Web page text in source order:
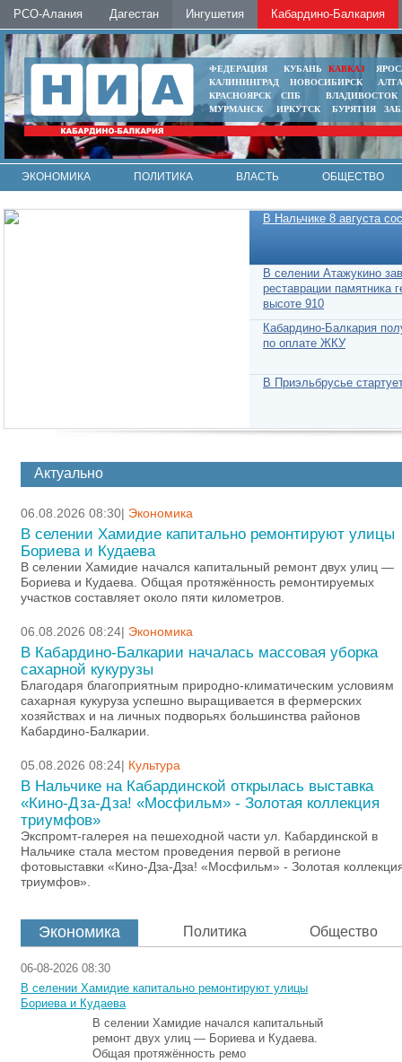
РСО-Алания Дагестан Ингушетия Кабардино-Балкария
ФЕДЕРАЦИЯ КУБАНЬ КАВКАЗ
КАЛИНИНГРАД
НОВОСИБИРСК
КРАСНОЯРСК
СПБ
ВЛАДИВОСТОК
МУРМАНСК
ИРКУТСК БУРЯТИЯ
ЭКОНОМИКА ПОЛИТИКА ВЛАСТЬ
ОБЩЕСТВО
В Нальчике 8 августа
В селении Атажукино
реставрации памятника
высоте 910
Кабардино-Балкария
по оплате ЖКУ
В Приэльбрусье
Актуально
06.08.2026 08:30| Экономика
В селении Хамидие капитально ремонтируют улицы
Бориева и Кудаева
В селении Хамидие начался капитальный ремонт двух улиц —
Бориева и Кудаева. Общая протяжённость ремонтируемых
участков составляет около пяти километров.
06.08.2026 08:24| Экономика
В Кабардино-Балкарии началась массовая уборка
сахарной кукурузы
Благодаря благоприятным природно-климатическим условиям
сахарная кукуруза успешно выращивается в фермерских
хозяйствах и на личных подворьях большинства районов
Кабардино-Балкарии.
05.08.2026 08:24| Культура
В Нальчике на Кабардинской открылась выставка
«Кино-Дза-Дза! «Мосфильм» - Золотая коллекция
триумфов»
Экспромт-галерея на пешеходной части ул. Кабардинской в
Нальчике стала местом проведения первой в регионе
фотовыставки «Кино-Дза-Дза! «Мосфильм» - Золотая
триумфов».
Экономика Политика Общество
06-08-2026 08:30
В селении Хамидие капитально ремонтируют улицы
Бориева и Кудаева
В селении Хамидие начался капитальный
ремонт двух улиц — Бориева и Кудаева.
Общая протяжённость ремо